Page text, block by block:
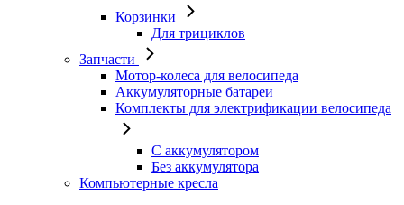
Корзинки
Для трициклов
Запчасти
Мотор-колеса для велосипеда
Аккумуляторные батареи
Комплекты для электрификации велосипеда
С аккумулятором
Без аккумулятора
Компьютерные кресла